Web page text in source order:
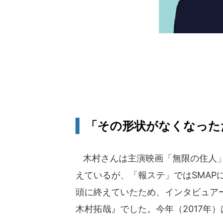
「その形状がなくなった
木村さんは主演映画「無限の住人
えているが、「報ステ」ではSMAP
頭に終えていたため、インタビュ
木村拓哉』でした。今年（2017年